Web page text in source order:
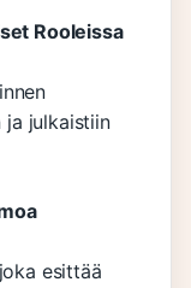
Rooleissa
ja julkaistiin
esittää